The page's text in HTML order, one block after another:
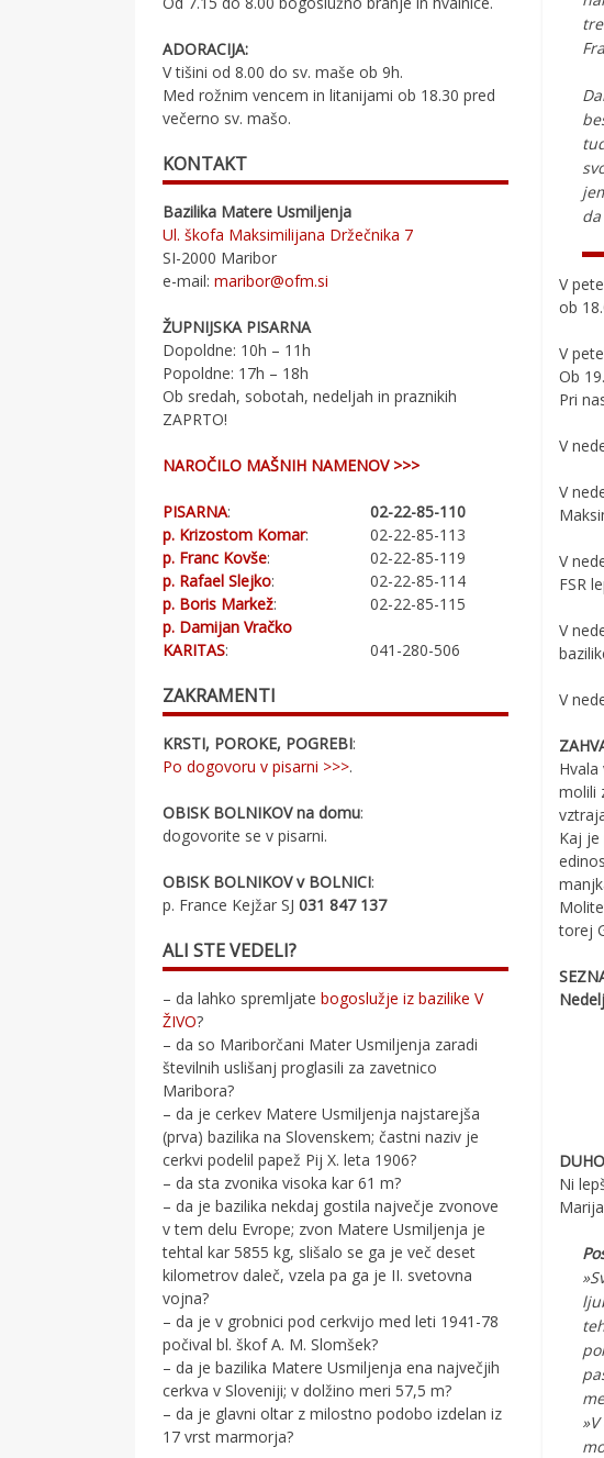
V
ob
V
Ob
Pri
V
V
V
FSR
V
V
molili
Kaj je
torej
Ni
ADORACIJA:
V tišini od 8.00 do sv. maše ob 9h.
Med rožnim vencem in litanijami ob 18.30 pred
večerno sv. mašo.
KONTAKT
Bazilika Matere Usmiljenja
Ul. škofa Maksimilijana Držečnika 7
SI-2000 Maribor
e-mail:maribor@ofm.si
ŽUPNIJSKA PISARNA
Dopoldne: 10h – 11h
Popoldne: 17h – 18h
Ob sredah, sobotah, nedeljah in praznikih
ZAPRTO!
NAROČILO MAŠNIH NAMENOV >>>
PISARNA:
02-22-85-110
p. Krizostom Komar:
02-22-85-113
p. Franc Kovše:
02-22-85-119
p. Rafael Slejko:
02-22-85-114
p. Boris Markež:
02-22-85-115
p. Damijan Vračko
KARITAS: 041-280-506
ZAKRAMENTI
KRSTI, POROKE, POGREBI:
Po dogovoru v pisarni >>>.
OBISK BOLNIKOV na domu:
dogovorite se v pisarni.
OBISK BOLNIKOV v BOLNICI:
p. France Kejžar SJ031 847 137
ALI STE VEDELI?
– da lahko spremljatebogoslužje iz bazilike V
ŽIVO?
– da so Mariborčani Mater Usmiljenja zaradi
številnih uslišanj proglasili za zavetnico
Maribora?
– da je cerkev Matere Usmiljenja najstarejša
(prva) bazilika na Slovenskem; častni naziv je
cerkvi podelil papež Pij X. leta 1906?
– da sta zvonika visoka kar 61 m?
– da je bazilika nekdaj gostila največje zvonove
v tem delu Evrope; zvon Matere Usmiljenja je
tehtal kar 5855 kg, slišalo se ga je več deset
kilometrov daleč, vzela pa ga je II. svetovna
vojna?
– da je v grobnici pod cerkvijo med leti 1941-78
počival bl. škof A. M. Slomšek?
– da je bazilika Matere Usmiljenja ena največjih
cerkva v Sloveniji; v dolžino meri 57,5 m?
– da je glavni oltar z milostno podobo izdelan iz
17 vrst marmorja?